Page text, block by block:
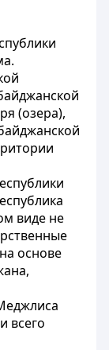
(озера),
виде не
основе
всего